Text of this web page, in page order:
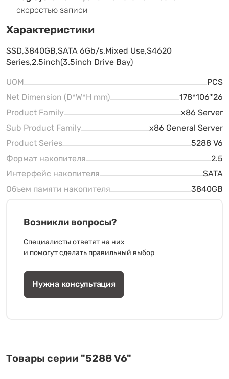
скоростью записи
Характеристики
SSD,3840GB,SATA 6Gb/s,Mixed Use,S4620
Series,2.5inch(3.5inch Drive Bay)
UOM
PCS
Net Dimension (D*W*H mm)
178*106*26
Product Family
x86 Server
Sub Product Family
x86 General Server
Product Series
5288 V6
Формат накопителя
2.5
Интерфейс накопителя
SATA
Объем памяти накопителя
3840GB
Возникли вопросы?
Специалисты ответят на них
и помогут сделать правильный выбор
Нужна консультация
Товары серии "5288 V6"